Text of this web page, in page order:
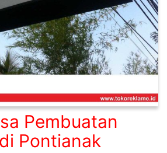
Pembuatan
Pontianak